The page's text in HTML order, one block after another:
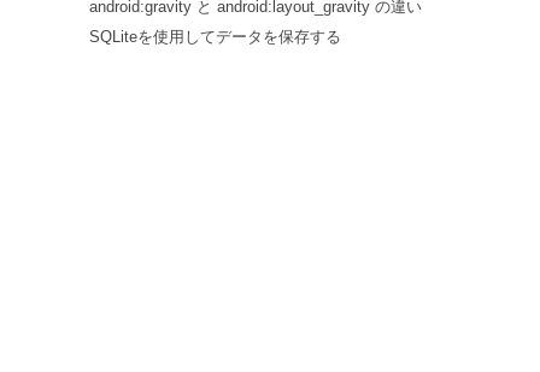
android:gravity と android:layout_gravity の違い
SQLiteを使用してデータを保存する